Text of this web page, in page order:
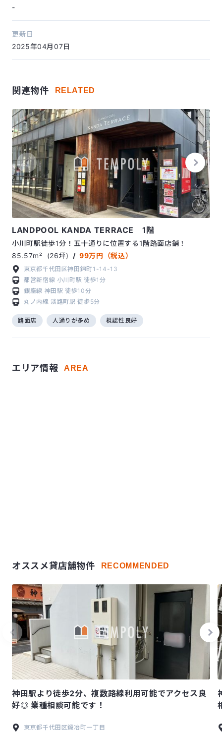
-
更新日
2025年04月07日
関連物件 RELATED
LANDPOOL KANDA TERRACE 1階
小川町駅徒歩1分！五十通りに位置する1階路面店舗！
85.57m²
(26坪) /99万円（税込）
東京都千代田区神田錦町1-14-13
都営新宿線 小川町駅徒歩1分
銀座線 神田駅徒歩10分
丸ノ内線 淡路町駅徒歩5分
路面店 人通りが多め 視認性良好
エリア情報 AREA
オススメ貸店舗物件 RECOMMENDED
神田駅より徒歩2分、複数路線利用可能でアクセス良
好◎ 業種相談可能です！
東京都千代田区鍛冶町一丁目